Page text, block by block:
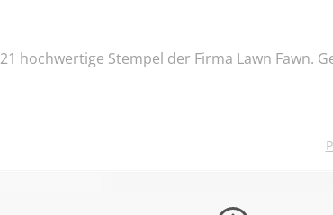
21 hochwertige Stempel der Firma Lawn Fawn.